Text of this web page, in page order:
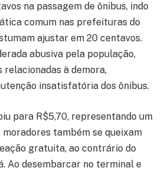
na passagem de ônibus, indo
comum nas prefeituras do
ajustar em 20 centavos.
abusiva pela população,
à demora,
insatisfatória dos ônibus.
para R$5,70, representando um
moradores também se queixam
gratuita, ao contrário do
Ao desembarcar no terminal e